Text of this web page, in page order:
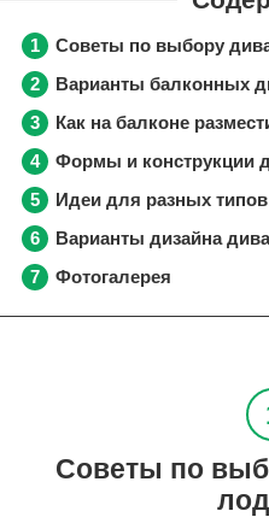
Советы по выбору
Варианты балконных
Как на балконе
Формы и конструкции
Идеи для разных
Варианты дизайна
Фотогалерея
Советы по